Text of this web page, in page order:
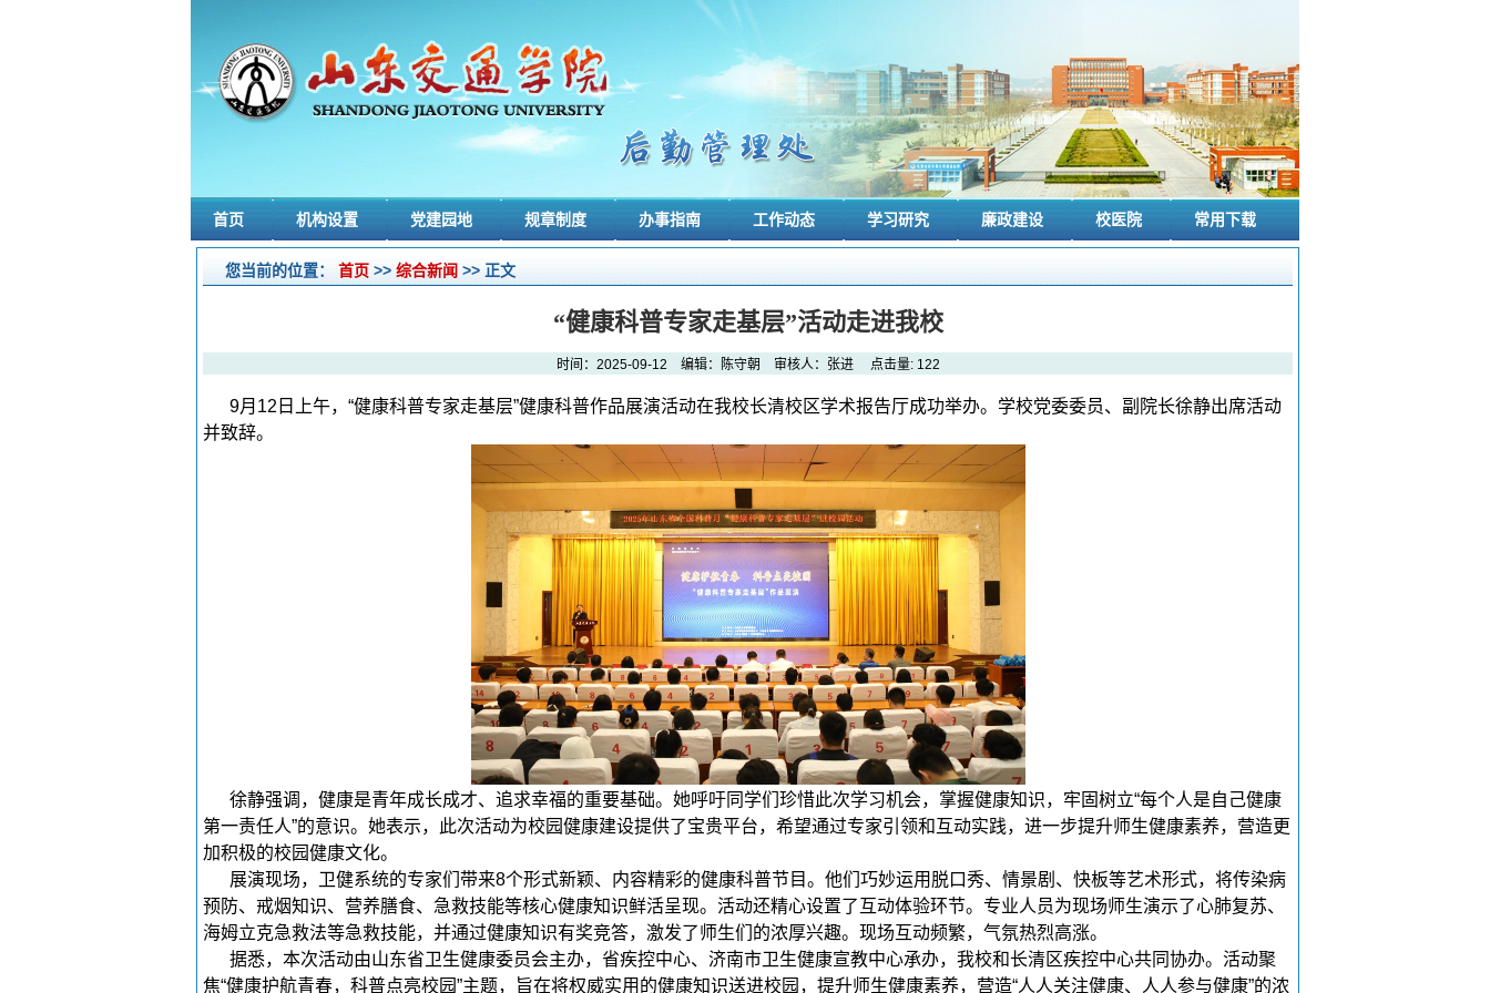
首页 机构设置 党建园地 规章制度 办事指南 工作动态 学习研究 廉政建设 校医院 常用下载
您当前的位置： 首页 >> 综合新闻 >> 正文
“健康科普专家走基层”活动走进我校
时间：2025-09-12 编辑：陈守朝 审核人：张进 点击量: 122
9月12日上午，“健康科普专家走基层”健康科普作品展演活动在我校长清校区学术报告厅成功举办。学校党委委员、副院长徐静出席活动
并致辞。
徐静强调，健康是青年成长成才、追求幸福的重要基础。她呼吁同学们珍惜此次学习机会，掌握健康知识，牢固树立“每个人是自己健康
第一责任人”的意识。她表示，此次活动为校园健康建设提供了宝贵平台，希望通过专家引领和互动实践，进一步提升师生健康素养，营造更
加积极的校园健康文化。
展演现场，卫健系统的专家们带来8个形式新颖、内容精彩的健康科普节目。他们巧妙运用脱口秀、情景剧、快板等艺术形式，将传染病
预防、戒烟知识、营养膳食、急救技能等核心健康知识鲜活呈现。活动还精心设置了互动体验环节。专业人员为现场师生演示了心肺复苏、
海姆立克急救法等急救技能，并通过健康知识有奖竞答，激发了师生们的浓厚兴趣。现场互动频繁，气氛热烈高涨。
据悉，本次活动由山东省卫生健康委员会主办，省疾控中心、济南市卫生健康宣教中心承办，我校和长清区疾控中心共同协办。活动聚
焦“健康护航青春，科普点亮校园”主题，旨在将权威实用的健康知识送进校园，提升师生健康素养，营造“人人关注健康、人人参与健康”的浓